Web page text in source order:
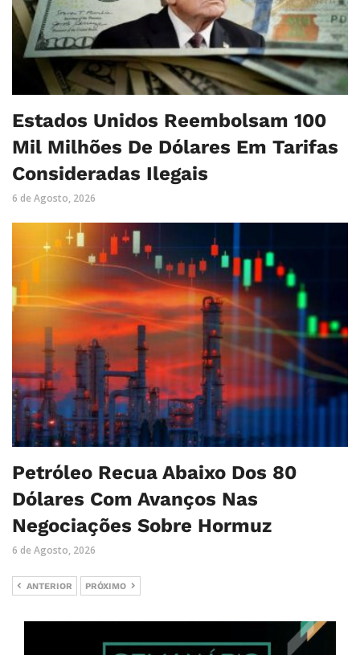
Estados Unidos Reembolsam 100
Mil Milhões De Dólares Em Tarifas
Consideradas Ilegais
6 de Agosto, 2026
Petróleo Recua Abaixo Dos 80
Dólares Com Avanços Nas
Negociações Sobre Hormuz
6 de Agosto, 2026
ANTERIOR PRÓXIMO